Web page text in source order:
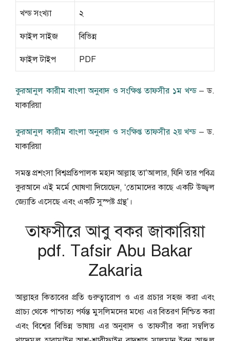
খন্ড সংখ্যা ২
ফাইল সাইজ বিভিন্ন
ফাইল টাইপ PDF
কুরআনুল কারীম বাংলা অনুবাদ ও সংক্ষিপ্ত তাফসীর ১ম খন্ড– ড.
যাকারিয়া
কুরআনুল কারীম বাংলা অনুবাদ ও সংক্ষিপ্ত তাফসীর ২য় খন্ড– ড.
যাকারিয়া
সমস্ত প্রশংসা বিশ্বপ্রতিপালক মহান আল্লাহ তা’আলার, যিনি তার পবিত্র
কুরআনে এই মর্মে ঘােষণা দিয়েছেন, ‘তােমাদের কাছে একটি উজ্জ্বল
জ্যোতি এসেছে এবং একটি সুস্পষ্ট গ্রন্থ’।
তাফসীরে আবু বকর জাকারিয়া
pdf. Tafsir Abu Bakar
Zakaria
আল্লাহর কিতাবের প্রতি গুরুত্বারােপ ও এর প্রচার সহজ করা এবং
প্রাচ্য থেকে পাশ্চাত্য পর্যন্ত মুসলিমদের মধ্যে এর বিতরণ নিশ্চিত করা
এবং বিশ্বের বিভিন্ন ভাষায় এর অনুবাদ ও তাফসীর করা সম্বলিত